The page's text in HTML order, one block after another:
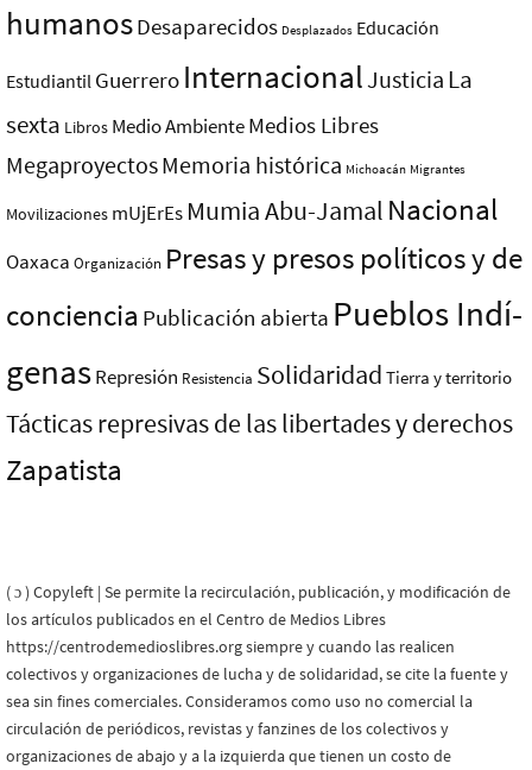
humanosDesaparecidos Desplazados Educación
Estudiantil Guerrero InternacionalJusticia La
sexta Libros Medio AmbienteMedios Libres
MegaproyectosMemoria histórica Michoacán Migrantes
Movilizaciones mUjErEs Mumia Abu-Jamal Nacional
Oaxaca Organización Presas y presos polí­ticos y de
conciencia Publicación abierta Pueblos Indí­
genasRepresión Resistencia Solidaridad Tierra y territorio
Tácticas represivas de las libertades y derechos
Zapatista
( ɔ ) Copyleft | Se permite la recirculación, publicación, y modificación de
los artículos publicados en el Centro de Medios Libres
https://centrodemedioslibres.org siempre y cuando las realicen
colectivos y organizaciones de lucha y de solidaridad, se cite la fuente y
sea sin fines comerciales. Consideramos como uso no comercial la
circulación de periódicos, revistas y fanzines de los colectivos y
organizaciones de abajo y a la izquierda que tienen un costo de